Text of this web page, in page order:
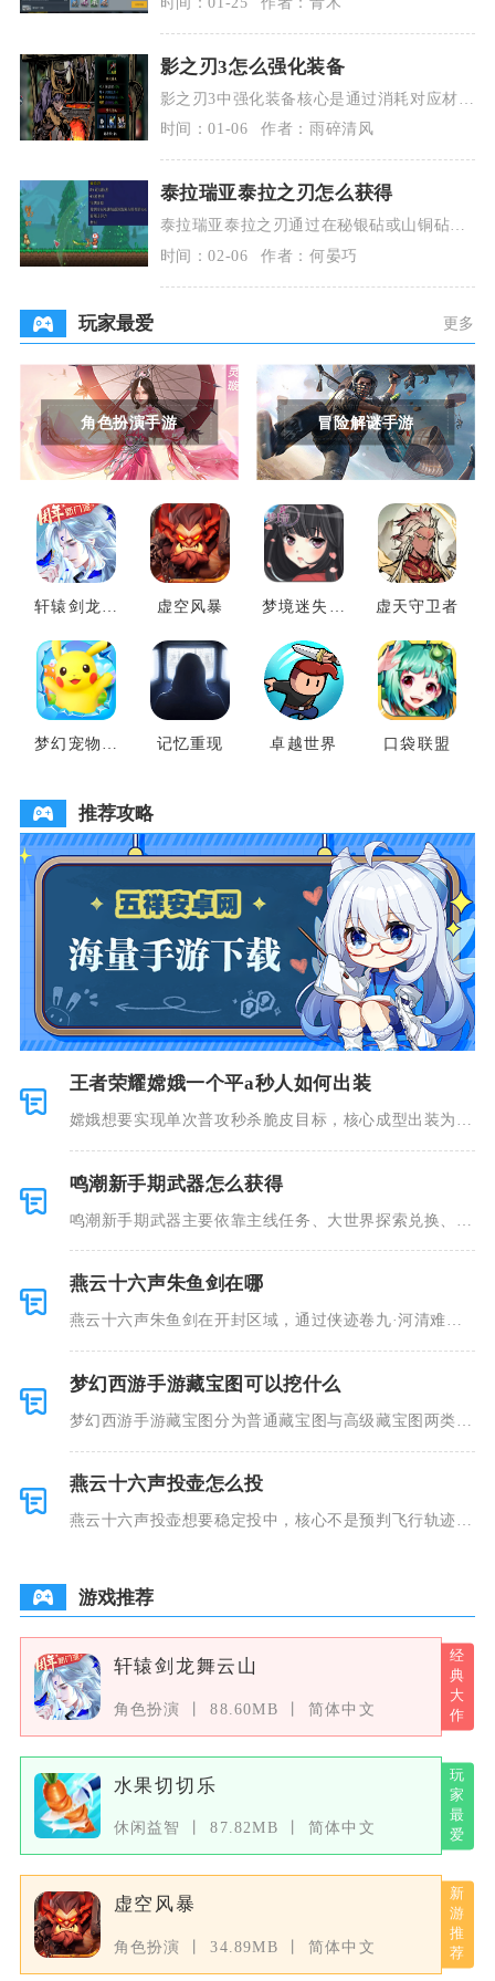
御与机动能力，
影之刃3怎么强化装备
影之刃3中强化装备核心是通过消耗对应材料
提升装备基础属性与战力，同时搭配精炼、
刻印镶嵌、词
时间：01-06 作者：雨碎清风
泰拉瑞亚泰拉之刃怎么获得
泰拉瑞亚泰拉之刃通过在秘银砧或山铜砧合
成获得，合成配方为原版永夜之刃、原版断
钢剑与断裂英雄
时间：02-06 作者：何晏巧
玩家最爱 更多
角色扮演手游 冒险解谜手游
轩辕剑龙舞
虚空风暴
梦境迷失之
虚天守卫者
梦幻宠物联
记忆重现 卓越世界 口袋联盟
推荐攻略
王者荣耀嫦娥一个平a秒人如何出装
嫦娥想要实现单次普攻秒杀脆皮目标，核心成型出装为秘
鸣潮新手期武器怎么获得
鸣潮新手期武器主要依靠主线任务、大世界探索兑换、锻
燕云十六声朱鱼剑在哪
燕云十六声朱鱼剑在开封区域，通过侠迹卷九·河清难俟
梦幻西游手游藏宝图可以挖什么
梦幻西游手游藏宝图分为普通藏宝图与高级藏宝图两类，
燕云十六声投壶怎么投
燕云十六声投壶想要稳定投中，核心不是预判飞行轨迹，
游戏推荐
轩辕剑龙舞云山
角色扮演 88.60MB 简体中文
水果切切乐
休闲益智 87.82MB 简体中文
虚空风暴
角色扮演 34.89MB 简体中文